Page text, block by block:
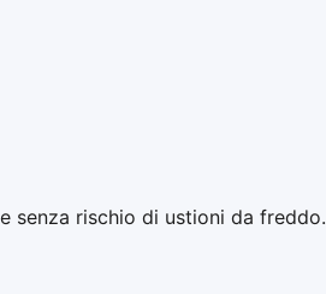
senza rischio di ustioni da freddo.